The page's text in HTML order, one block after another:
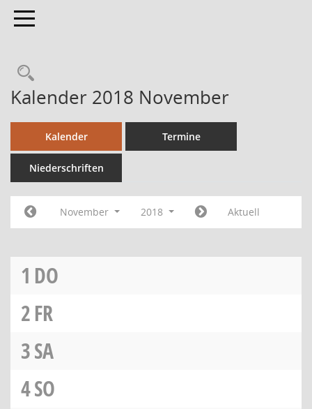
Toggle navigation
Kalender 2018 November
Kalender Termine
Niederschriften
November 2018 Aktuell
1 DO
2FR
3SA
4SO